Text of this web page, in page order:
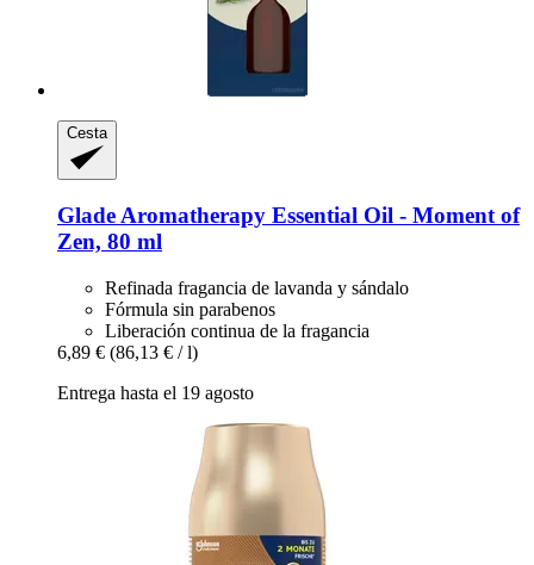
Cesta
Glade Aromatherapy Essential Oil -​ Moment of
Zen, 80 ml
Refinada fragancia de lavanda y sándalo
Fórmula sin parabenos
Liberación continua de la fragancia
6,89 € (86,13 € / l)
Entrega hasta el 19 agosto